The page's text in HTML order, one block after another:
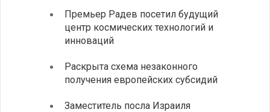
Премьер Радев посетил будущий
центр космических технологий и
инноваций
Раскрыта схема незаконного
получения европейских субсидий
Заместитель посла Израиля